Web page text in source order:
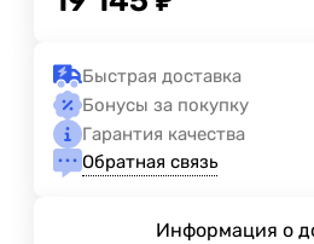
Быстрая доставка
Бонусы за покупку
Гарантия качества
Обратная связь
Информация о